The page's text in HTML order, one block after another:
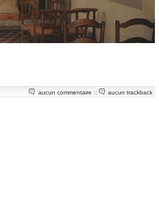
aucun commentaire :: aucun trackback